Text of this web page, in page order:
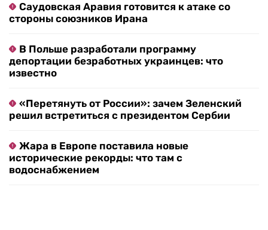
Саудовская Аравия готовится к атаке со
стороны союзников Ирана
В Польше разработали программу
депортации безработных украинцев: что
известно
«Перетянуть от России»: зачем Зеленский
решил встретиться с президентом Сербии
Жара в Европе поставила новые
исторические рекорды: что там с
водоснабжением